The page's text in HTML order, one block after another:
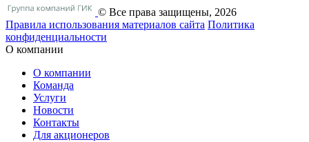
© Все права защищены, 2026
Правила использования материалов сайта Политика
конфиденциальности
О компании
О компании
Команда
Услуги
Новости
Контакты
Для акционеров